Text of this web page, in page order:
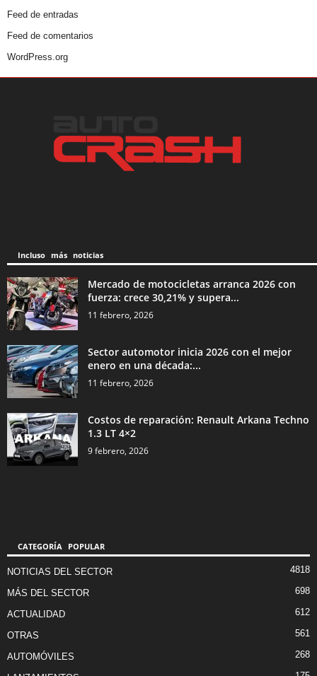
Feed de entradas
Feed de comentarios
WordPress.org
Incluso más noticias
Mercado de motocicletas arranca 2026 con
fuerza: crece 30,21% y supera...
11 febrero, 2026
Sector automotor inicia 2026 con el mejor
enero en una década:...
11 febrero, 2026
Costos de reparación: Renault Arkana Techno
1.3 LT 4×2
9 febrero, 2026
CATEGORÍA POPULAR
NOTICIAS DEL SECTOR 4818
MÁS DEL SECTOR 698
ACTUALIDAD 612
OTRAS 561
AUTOMÓVILES 268